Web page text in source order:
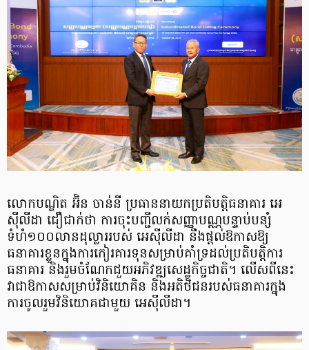
លោកបណ្ឌិត អ៊ិន ចាន់នី ប្រធាននាយកប្រតិបត្តិធនាគារ អេ
ស៊ីលីដា ជឿជាក់ថា ការចុះបញ្ជីលក់សញ្ញាបណ្ណបន្ទាប់បន្សំ
ទំហំ១០០លានដុល្លាររបស់ អេស៊ីលីដា នឹងផ្តល់ឱកាសឱ្យ
ធនាគារខ្លួនក្នុងការកៀរគារទុនសម្រាប់គាំទ្រដល់ប្រតិបត្តិការ
ធនាគារ និងរួមចំណែកជួយអភិវឌ្ឍសេដ្ឋកិច្ចជាតិ។ លើសពីនេះ
វាជាឱកាសសម្រាប់វិនិយោគិន និងអតិថិជន​របស់ធនាគារក្នុង
ការចូលរួមវិនិយោគជាមួយ អេស៊ីលីដា។